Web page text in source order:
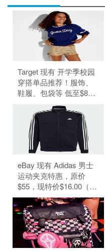
Target 现有 开学季校园
穿搭单品推荐！服饰、
鞋履、包袋等 低至$8。
无需使用优惠码。 优惠
随时可能失效。
eBay 现有 Adidas 男士
运动夹克特惠，原价
$55，现特价$16.00（约
108.25元）。 无需使用
优惠码。 优惠随时可能
失效。